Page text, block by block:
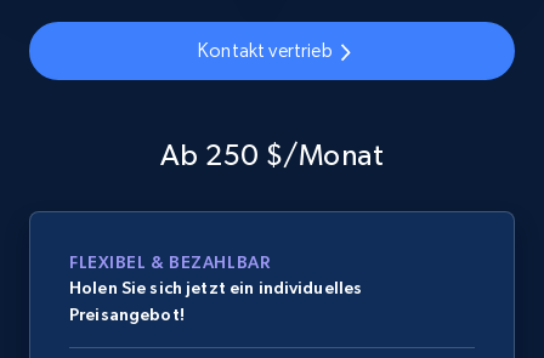
Kontakt vertrieb
Ab 250 $/Monat
FLEXIBEL & BEZAHLBAR
Holen Sie sich jetzt ein individuelles
Preisangebot!